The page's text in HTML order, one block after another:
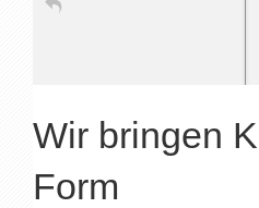
1970
1964 1968 1973
Wir bringen
Form